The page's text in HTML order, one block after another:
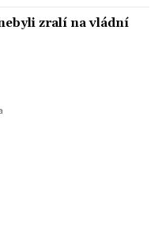
zralí na vládní